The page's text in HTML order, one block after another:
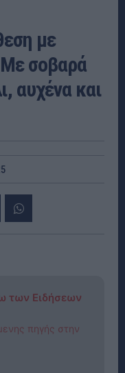
με
σοβαρά
αυχένα και
των Ειδήσεων
πηγής στην